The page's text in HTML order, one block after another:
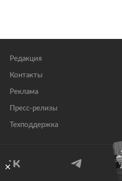
Редакция
Контакты
Реклама
Пресс-релизы
Техподдержка